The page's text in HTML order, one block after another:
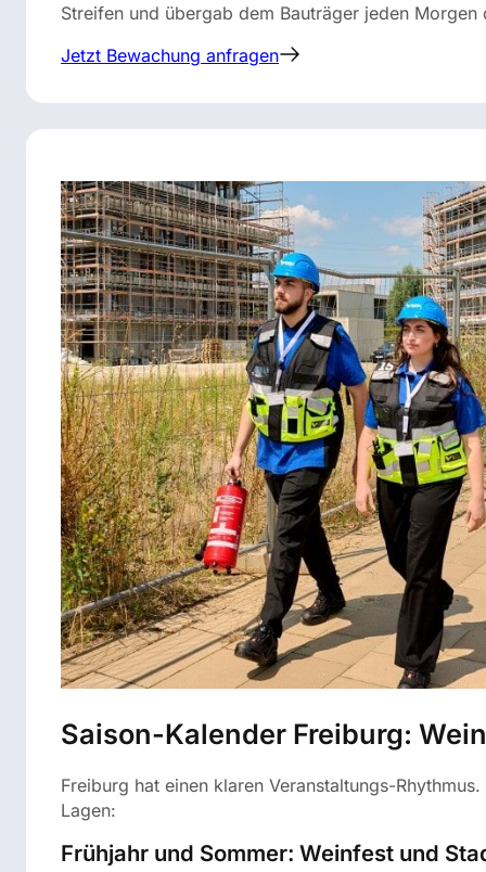
Streifen und übergab dem Bauträger jeden Morgen
Jetzt Bewachung anfragen
Saison-Kalender Freiburg:
Freiburg hat einen klaren Veranstaltungs-
Lagen:
Frühjahr und Sommer: Weinfest und